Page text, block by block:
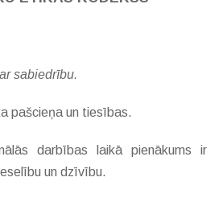
sabiedrību.
pašcieņa un tiesības.
darbības laikā pienākums ir
un dzīvību.